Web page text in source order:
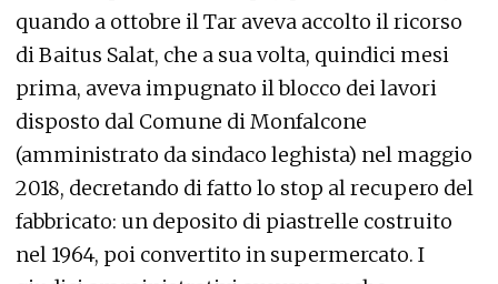
quando a ottobre il Tar aveva accolto il ricorso
di Baitus Salat, che a sua volta, quindici mesi
prima, aveva impugnato il blocco dei lavori
disposto dal Comune di Monfalcone
(amministrato da sindaco leghista) nel maggio
2018, decretando di fatto lo stop al recupero del
fabbricato: un deposito di piastrelle costruito
nel 1964, poi convertito in supermercato. I